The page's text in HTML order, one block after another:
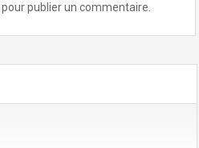
pour publier un commentaire.